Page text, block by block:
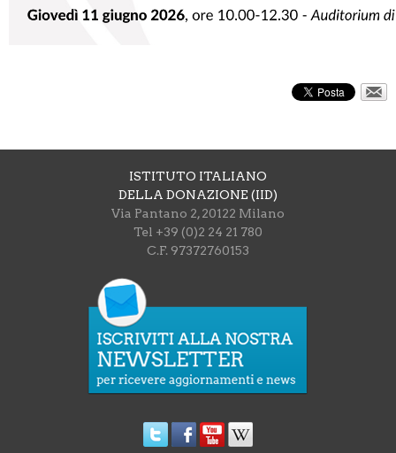
ISTITUTO ITALIANO
DELLA DONAZIONE (IID)
Via Pantano 2, 20122 Milano
Tel +39 (0)2 24 21 780
C.F. 97372760153